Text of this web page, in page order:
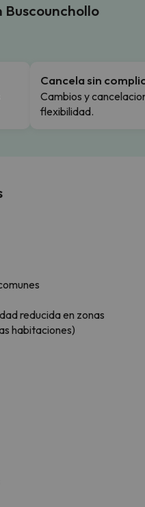
Cancela sin
Cambios y
flexibilidad.
reducida en zonas
habitaciones)